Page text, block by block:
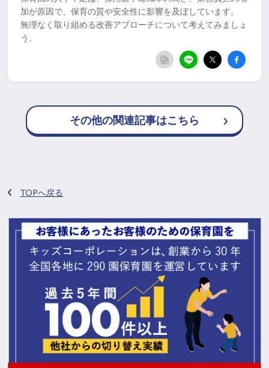
加が原因で、保育の質や安全性に影響を及ぼしています。
無理なく取り組める改善アプローチについて考えてみましょ
う。
その他の関連記事はこちら
TOPへ戻る